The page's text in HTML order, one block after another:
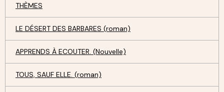
THÈMES
LE DÉSERT DES BARBARES (roman)
APPRENDS À ECOUTER. (Nouvelle)
TOUS, SAUF ELLE. (roman)